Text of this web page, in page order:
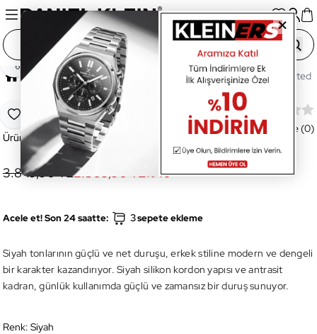
Ana Sayfa Saatler Erkek Saat DK.1.13865-1 Limited
Favoriye Ekle
Paylaş
DK.1.13865-1 Limited Erkek Kol Saati
Ürün Kodu:DK.1.13865-1
Değerlendirme (0)
3.849,90 TL2.309,90 TL% 40
Acele et! Son 24 saatte: 3sepete ekleme
Siyah tonlarının güçlü ve net duruşu, erkek stiline modern ve dengeli
bir karakter kazandırıyor. Siyah silikon kordon yapısı ve antrasit
kadran, günlük kullanımda güçlü ve zamansız bir duruş sunuyor.
Renk: Siyah